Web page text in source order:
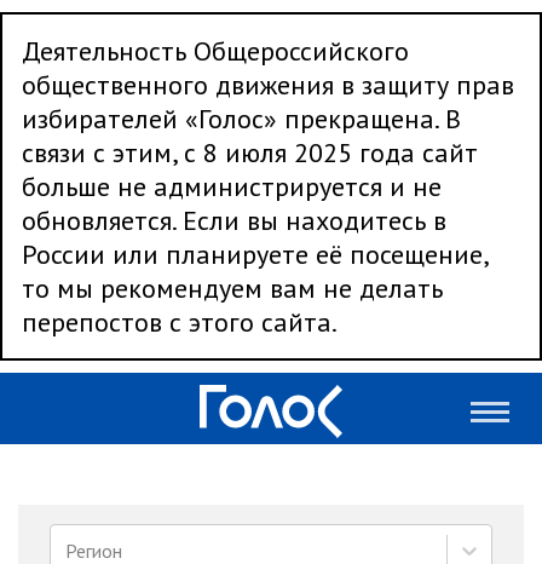
Деятельность Общероссийского
общественного движения в защиту прав
избирателей «Голос» прекращена. В
связи с этим, с 8 июля 2025 года сайт
больше не администрируется и не
обновляется. Если вы находитесь в
России или планируете её посещение,
то мы рекомендуем вам не делать
перепостов с этого сайта.
Регион